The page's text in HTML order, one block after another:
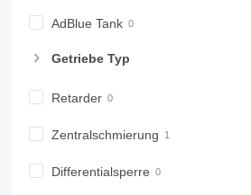
AdBlue Tank
Getriebe Typ
Retarder
Zentralschmierung
Differentialsperre